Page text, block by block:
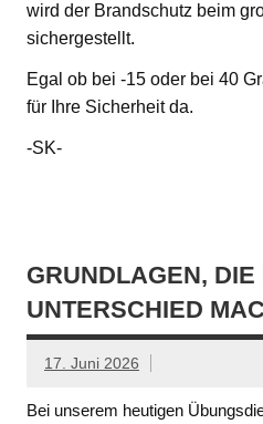
wird der Brandschutz beim
sichergestellt.
Egal ob bei -15 oder bei 40
für Ihre Sicherheit da.
-SK-
GRUNDLAGEN, DIE
UNTERSCHIED
17. Juni 2026
Bei unserem heutigen